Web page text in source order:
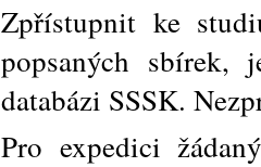
Zpřístupnit ke
popsaných sbírek,
databázi SSSK.
Pro expedici